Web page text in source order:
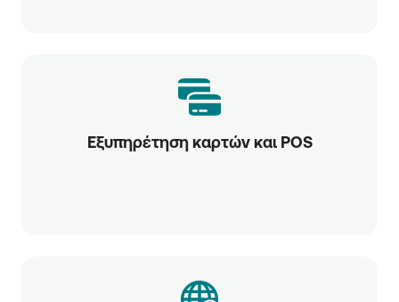
Εξυπηρέτηση καρτών και POS